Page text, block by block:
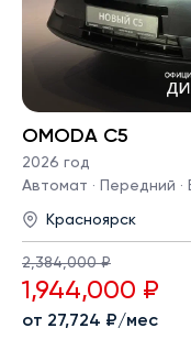
OMODA C5
2026 год
Автомат · Передний ·
Красноярск
2,384,000 ₽
1,944,000 ₽
от 27,724 ₽/мес